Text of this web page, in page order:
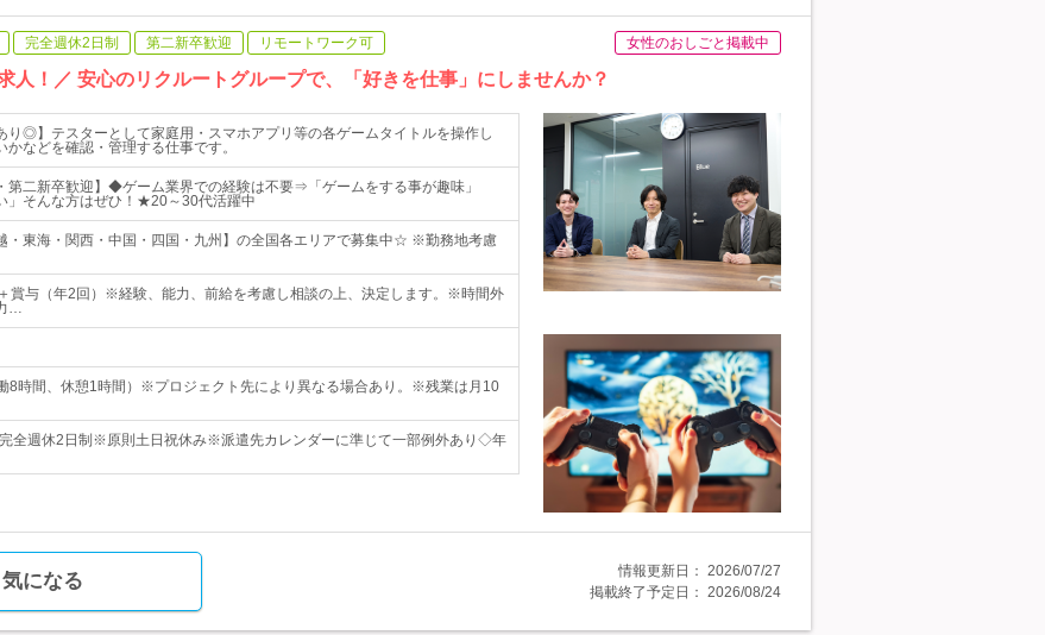
完全週休2日制 第二新卒歓迎 リモートワーク可 女性のおしごと掲載中
人！／ 安心のリクルートグループで、「好きを仕事」にしませんか？
り◎】テスターとして家庭用・スマホアプリ等の各ゲームタイトルを操作し
かなどを確認・管理する仕事です。
第二新卒歓迎】◆ゲーム業界での経験は不要⇒「ゲームをする事が趣味」
」そんな方はぜひ！★20～30代活躍中
・東海・関西・中国・四国・九州】の全国各エリアで募集中☆ ※勤務地考慮
賞与（年2回）※経験、能力、前給を考慮し相談の上、決定します。※時間外
…
8時間、休憩1時間）※プロジェクト先により異なる場合あり。※残業は月10
全週休2日制※原則土日祝休み※派遣先カレンダーに準じて一部例外あり◇年
気になる 情報更新日： 2026/07/27
掲載終了予定日： 2026/08/24